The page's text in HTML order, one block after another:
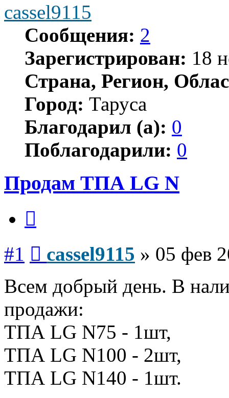
cassel9115
Сообщения: 2
Зарегистрирован: 18
Страна, Регион,
Город: Таруса
Благодарил (а): 0
Поблагодарили: 0
Продам ТПА LG N
#1 cassel9115 » 05 фев
Всем добрый день. В
продажи:
ТПА LG N75 - 1шт,
ТПА LG N100 - 2шт,
ТПА LG N140 - 1шт.